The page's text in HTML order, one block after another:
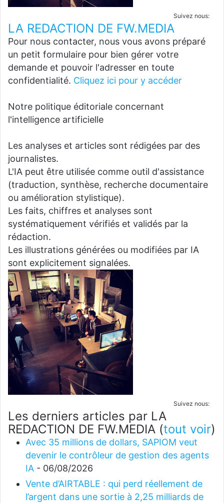
Suivez nous:
LA REDACTION DE FW.MEDIA
Pour nous contacter, nous vous avons préparé
un petit formulaire pour bien gérer votre
demande et pouvoir l'adresser en toute
confidentialité. Cliquez ici pour y accéder
Notre politique éditoriale concernant
l'intelligence artificielle
Les analyses et articles sont rédigées par des
journalistes.
L'IA peut être utilisée comme outil d'assistance
(traduction, synthèse, recherche documentaire
ou amélioration stylistique).
Les faits, chiffres et analyses sont
systématiquement vérifiés et validés par la
rédaction.
Les illustrations générées ou modifiées par IA
sont explicitement signalées.
Suivez nous:
Les derniers articles par LA
REDACTION DE FW.MEDIA (tout voir)
Avec 35 millions de dollars, SAPIOM veut
devenir le contrôleur de gestion des agents
IA - 06/08/2026
Vente d’AIRTABLE : qui perd réellement de
l’argent dans une sortie à 2,25 milliards de